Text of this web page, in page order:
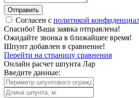
Отправить
Согласен с политикой
Спасибо! Ваша заявка отправлена!
Ожидайте звонка в ближайшее время!
Шпунт добавлен в сравнение!
Перейти на страницу сравнения
Онлайн расчет шпунта Лар
Введите данные: